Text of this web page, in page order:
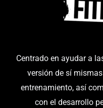
se
en
la
página
de
Centrado en ayudar a
versión de sí
entrenamiento, así
con el desarrollo